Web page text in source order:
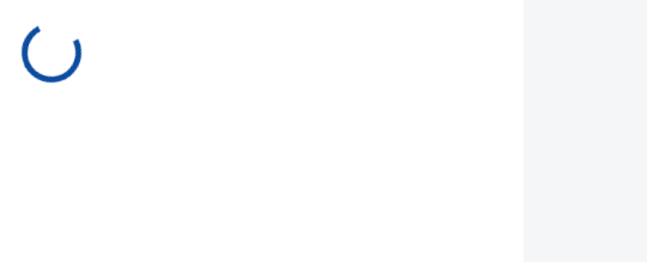
Jednotková
cena:
NA SKLADE DO 24 HODÍN